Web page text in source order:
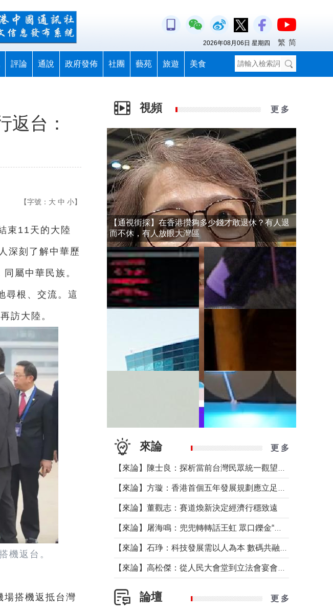
評論 通說 政府發佈 社團 藝苑 旅遊 美食
2026年08月06日 星期四 繁 简
返台：
【字號： 大 中 小】
束11天的大陸
深刻了解中華歷
屬中華民族。
尋根、交流。這
訪大陸。
機返台。
場搭機返抵台灣
視頻 更 多
【通視街採】在香港攢夠多少錢才敢退休？有人退
而不休，有人放眼大灣區
來論 更 多
【來論】董觀志：賽道煥新決定經濟行穩致遠
論壇 更 多